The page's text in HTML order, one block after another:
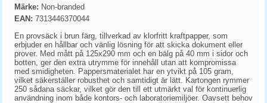
Märke: Non-branded
EAN: 7313446370044
En provsäck i brun färg, tillverkad av klorfritt kraftpapper, som
erbjuder en hållbar och vänlig lösning för att skicka dokument eller
prover. Med mått på 125x290 mm och en bälg på 40 mm i sidor och
botten, ger den extra utrymme för innehåll utan att kompromissa
med smidigheten. Pappersmaterialet har en ytvikt på 105 gram,
vilket säkerställer robusthet och samtidigt är lätt. Kartongen rymmer
250 sådana säckar, vilket gör den till ett utmärkt val för kontinuerlig
användning inom både kontors- och laboratoriemiljöer. Oavsett behov